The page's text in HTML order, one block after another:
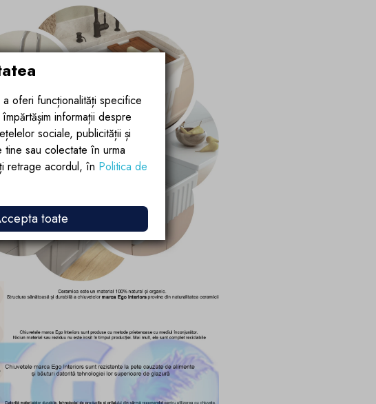
oferi funcționalități specifice
informații despre
sociale, publicității și
sau colectate în urma
retrage acordul, în Politica de
toate